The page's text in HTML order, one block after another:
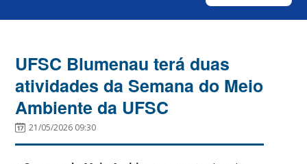
UFSC Blumenau terá duas
atividades da Semana do Meio
Ambiente da UFSC
21/05/2026 09:30